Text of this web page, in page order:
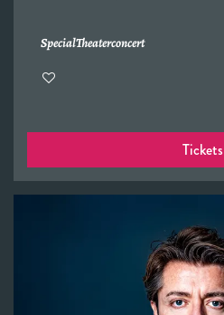
SpecialTheaterconcert
Tickets